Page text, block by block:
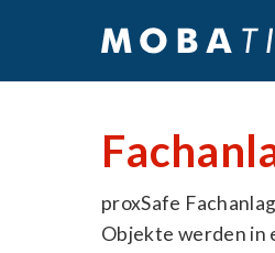
proxSafe
Objekte werden in